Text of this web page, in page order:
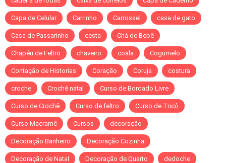
Capa de Celular Carrinho Carrossel casa de gato
Casa de Passarinho cesta Chá de Bebê
Chapéu de Feltro chaveiro coala Cogumelo
Contação de Historias Coração Coruja costura
croche Crochê natal Curso de Bordado Livre
Curso de Crochê Curso de feltro Curso de Tricô
Curso Macramê Cursos decoração
Decoração Banheiro Decoração Cozinha
Decoração de Natal Decoração de Quarto dedoche